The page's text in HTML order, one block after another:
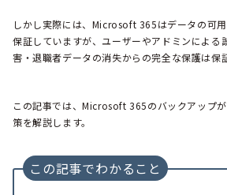
しかし実際には、Microsoft 365はデータの可
保証していますが、ユーザーやアドミンによる
害・退職者データの消失からの完全な保護は保
この記事では、Microsoft 365のバックアップ
策を解説します。
この記事でわかること